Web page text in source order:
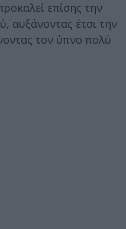
επίσης την
αυξάνοντας έτσι την
τον ύπνο πολύ